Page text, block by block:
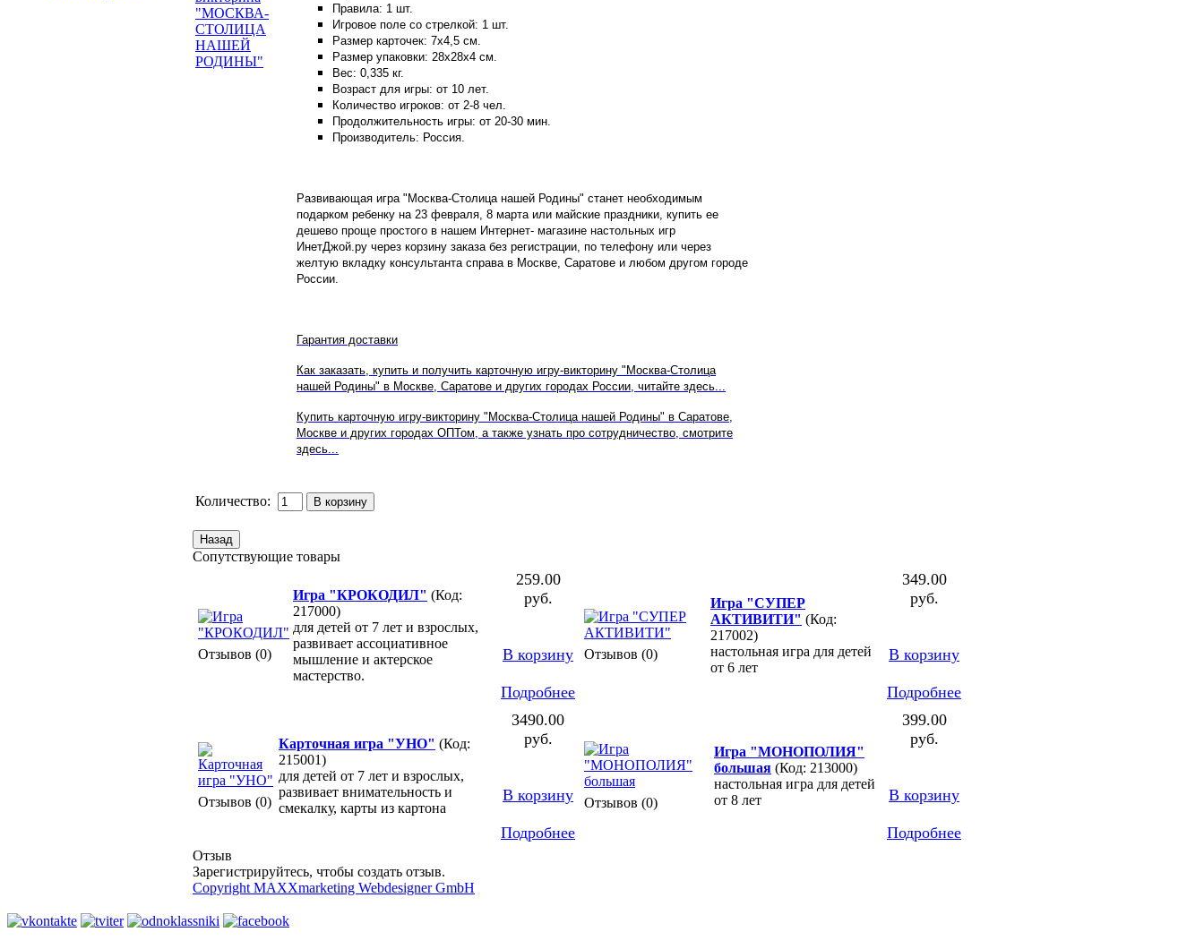
Правила: 1 шт.
Игровое поле со стрелкой: 1 шт.
Размер карточек: 7х4,5 см.
Размер упаковки: 28х28х4 см.
Вес: 0,335 кг.
Возраст для игры: от 10 лет.
Количество игроков: от 2-8 чел.
Продолжительность игры: от 20-30 мин.
Производитель: Россия.
Развивающая игра "Москва-Столица нашей Родины" станет необходимым
подарком ребенку на 23 февраля, 8 марта или майские праздники, купить ее
дешево проще простого в нашем Интернет- магазине настольных игр
ИнетДжой.ру через корзину заказа без регистрации, по телефону или через
желтую вкладку консультанта справа в Москве, Саратове и любом другом городе
России.
Гарантия доставки
Как заказать, купить и получить карточную игру-викторину "Москва-Столица
нашей Родины" в Москве, Саратове и других городах России, читайте здесь...
Купить карточную игру-викторину "Москва-Столица нашей Родины" в Саратове,
Москве и других городах ОПТом, а также узнать про сотрудничество, смотрите
здесь...
Количество:
Сопутствующие товары
Отзывов (0)
Игра "КРОКОДИЛ" (Код:
217000)
для детей от 7 лет и взрослых,
развивает ассоциативное
мышление и актерское
мастерство.
259.00
руб.
В корзину
Подробнее
Отзывов (0)
Игра "СУПЕР
АКТИВИТИ" (Код:
217002)
настольная игра для детей
от 6 лет
349.00
руб.
В корзину
Подробнее
Отзывов (0)
Карточная игра "УНО" (Код:
215001)
для детей от 7 лет и взрослых,
развивает внимательность и
смекалку, карты из картона
3490.00
руб.
В корзину
Подробнее
Отзывов (0)
Игра "МОНОПОЛИЯ"
большая (Код: 213000)
настольная игра для детей
от 8 лет
399.00
руб.
В корзину
Подробнее
Отзыв
Зарегистрируйтесь, чтобы создать отзыв.
Copyright MAXXmarketing Webdesigner GmbH